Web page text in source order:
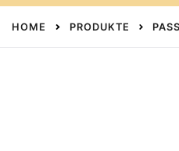
HOME PRODUKTE